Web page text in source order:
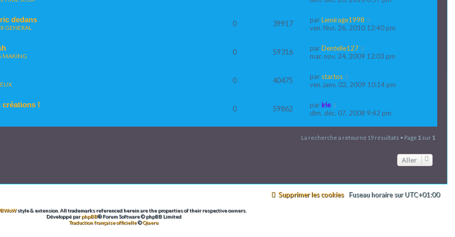
dedans
GENERAL 0 39917 parLemirage1998
ven. févr. 26, 2010 12:40 pm
MAKING 0 59316 parDentelle127
mar. nov. 24, 2009 12:03 pm
0 40475 par startos
ven. janv. 02, 2009 10:14 pm
créations ! 0 59862 paririe
dim. déc. 07, 2008 9:42 pm
La recherche a retourné 19 résultats • Page 1 sur 1
Aller
Fuseau horaire surUTC+01:00
Supprimer les cookies
style & extension. All trademarks referenced herein are the properties of their respective owners.
Développé parphpBB® Forum Software © phpBB Limited
Traduction française officielle©Qiaeru